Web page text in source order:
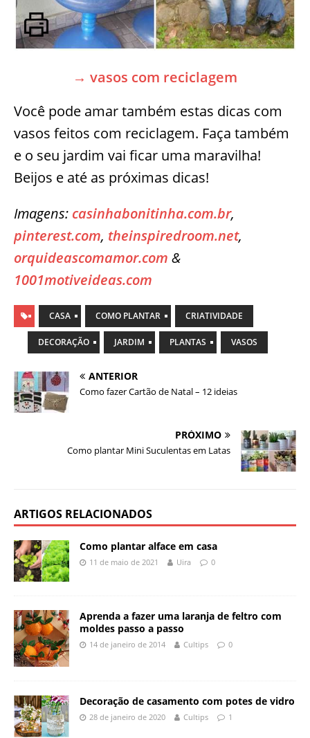
→ vasos com reciclagem
Você pode amar também estas dicas com
vasos feitos com reciclagem. Faça também
e o seu jardim vai ficar uma maravilha!
Beijos e até as próximas dicas!
Imagens: casinhabonitinha.com.br,
pinterest.com, theinspiredroom.net,
orquideascomamor.com &
1001motiveideas.com
CASA COMO PLANTAR CRIATIVIDADE
DECORAÇÃO JARDIM PLANTAS VASOS
ANTERIOR
Como fazer Cartão de Natal – 12 ideias
PRÓXIMO
Como plantar Mini Suculentas em Latas
ARTIGOS RELACIONADOS
Como plantar alface em casa
11 de maio de 2021 Uira 0
Aprenda a fazer uma laranja de feltro com
moldes passo a passo
14 de janeiro de 2014 Cultips 0
Decoração de casamento com potes de vidro
28 de janeiro de 2020 Cultips 1